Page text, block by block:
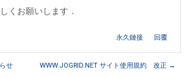
くお願いします．
永久鏈接 回覆
せ WWW.JOGRID.NET サイト使用規約 改正 →